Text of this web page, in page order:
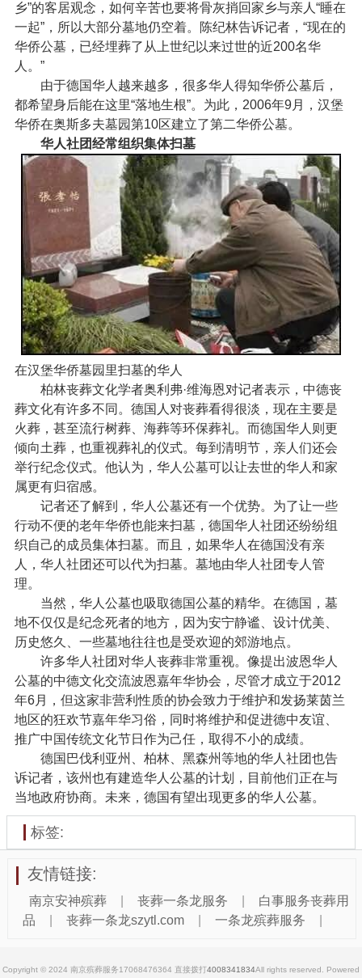
乡”的客居观念，如何辛苦也要将骨灰捎回家乡与亲人“睡在
一起”，所以大部分墓地仍空着。陈纪林告诉记者，“现在的
华侨公墓，已经埋葬了从上世纪以来过世的近200名华
人。”
由于德国华人越来越多，很多华人得知华侨公墓后，
都希望身后能在这里“落地生根”。为此，2006年9月，汉堡
华侨在奥斯多夫墓园第10区建立了第二华侨公墓。
华人社团经常组织集体扫墓
在汉堡华侨墓园里扫墓的华人
柏林丧葬文化学者奥利弗·维海恩对记者表示，中德丧
葬文化有许多不同。德国人对丧葬看得很淡，现在主要是
火葬，甚至流行树葬、海葬等环保葬礼。而德国华人则更
倾向土葬，也重视葬礼的仪式。每到清明节，亲人们还会
举行纪念仪式。他认为，华人公墓可以让去世的华人和家
属更有归宿感。
记者还了解到，华人公墓还有一个优势。为了让一些
行动不便的老年华侨也能来扫墓，德国华人社团还纷纷组
织自己的成员集体扫墓。而且，如果华人在德国没有亲
人，华人社团还可以代为扫墓。墓地由华人社团专人管
理。
当然，华人公墓也吸取德国公墓的精华。在德国，墓
地不仅仅是纪念死者的地方，因为安宁静谧、设计优美、
历史悠久、一些墓地往往也是受欢迎的郊游地点。
许多华人社团对华人丧葬非常重视。像提出波恩华人
公墓的中德文化交流波恩嘉年华协会，尽管才成立于2012
年6月，但这家非营利性质的协会致力于维护和发扬莱茵兰
地区的狂欢节嘉年华习俗，同时将维护和促进德中友谊、
推广中国传统文化节日作为己任，取得不小的成绩。
德国巴伐利亚州、柏林、黑森州等地的华人社团也告
诉记者，该州也有建造华人公墓的计划，目前他们正在与
当地政府协商。未来，德国有望出现更多的华人公墓。
标签:
友情链接:
南京安神殡葬 丧葬一条龙服务
白事服务丧葬用
品
丧葬一条龙szytl.com 一条龙殡葬服务
Copyright © 2024 南京殡葬服务17068476364 直接拨打4008341834All rights reserved. Powered